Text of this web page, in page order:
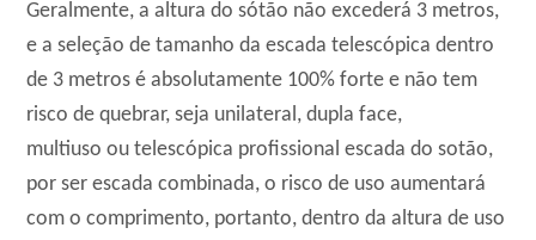
Geralmente, a altura do sótão não excederá 3 metros,
e a seleção de tamanho da escada telescópica dentro
de 3 metros é absolutamente 100% forte e não tem
risco de quebrar, seja unilateral, dupla face,
multiuso ou telescópica profissional escada do sotão,
por ser escada combinada, o risco de uso aumentará
com o comprimento, portanto, dentro da altura de uso